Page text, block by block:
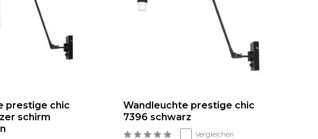
prestige chic
schirm
Wandleuchte prestige chic
7396 schwarz
Vergleichen